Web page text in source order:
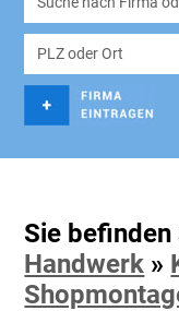
Sie
Handwerk »